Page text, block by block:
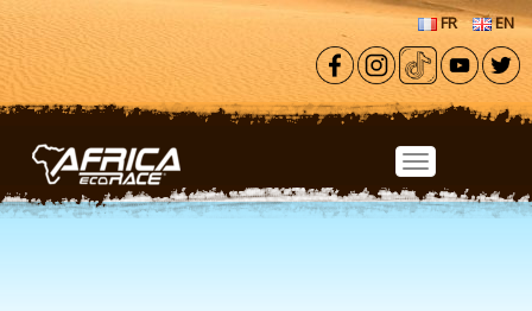
Aller au contenu principal
FR EN